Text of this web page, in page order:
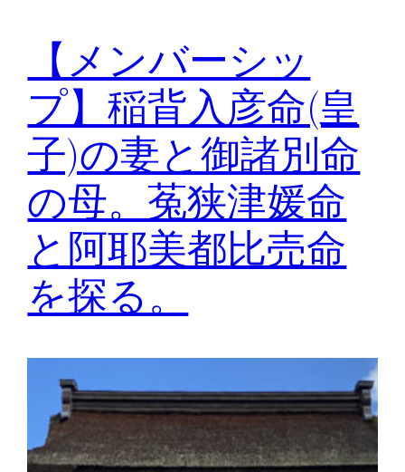
【メンバーシッ
プ】稲背入彦命(皇
子)の妻と御諸別命
の母。菟狭津媛命
と阿耶美都比売命
を探る。